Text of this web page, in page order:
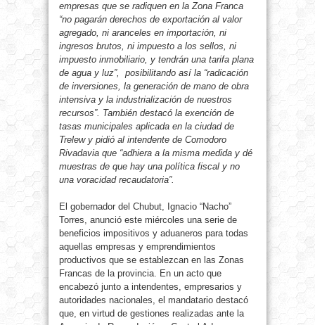
empresas que se radiquen en la Zona Franca
“no pagarán derechos de exportación al valor
agregado, ni aranceles en importación, ni
ingresos brutos, ni impuesto a los sellos, ni
impuesto inmobiliario, y tendrán una tarifa plana
de agua y luz”, posibilitando así la “radicación
de inversiones, la generación de mano de obra
intensiva y la industrialización de nuestros
recursos”. También destacó la exención de
tasas municipales aplicada en la ciudad de
Trelew y pidió al intendente de Comodoro
Rivadavia que “adhiera a la misma medida y dé
muestras de que hay una política fiscal y no
una voracidad recaudatoria”.
El gobernador del Chubut, Ignacio “Nacho”
Torres, anunció este miércoles una serie de
beneficios impositivos y aduaneros para todas
aquellas empresas y emprendimientos
productivos que se establezcan en las Zonas
Francas de la provincia. En un acto que
encabezó junto a intendentes, empresarios y
autoridades nacionales, el mandatario destacó
que, en virtud de gestiones realizadas ante la